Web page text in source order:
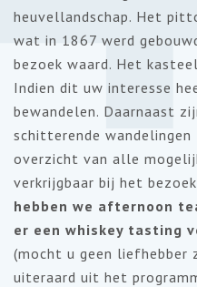
heuvellandschap. Het
wat in 1867 werd
bezoek waard. Het
Indien dit uw interesse
bewandelen. Daarnaast
schitterende wandelingen
overzicht van alle
verkrijgbaar bij het
hebben we afternoon
er een whiskey tasting
(mocht u geen liefhebber
uiteraard uit het